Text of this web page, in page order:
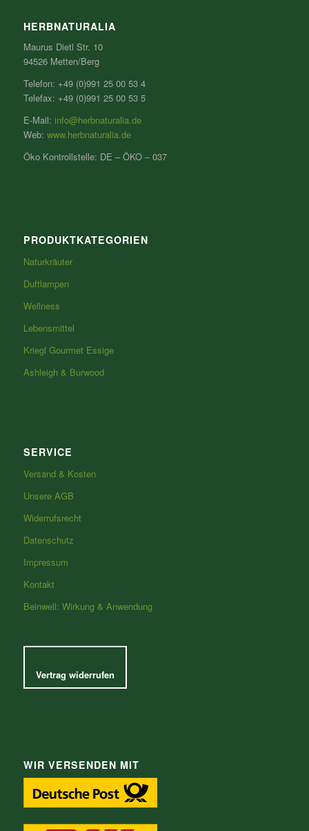
HERBNATURALIA
Maurus Dietl Str. 10
94526 Metten/Berg
Telefon: +49 (0)991 25 00 53 4
Telefax: +49 (0)991 25 00 53 5
E-Mail: info@herbnaturalia.de
Web: www.herbnaturalia.de
Öko Kontrollstelle: DE – ÖKO – 037
PRODUKTKATEGORIEN
Naturkräuter
Duftlampen
Wellness
Lebensmittel
Kriegl Gourmet Essige
Ashleigh & Burwood
SERVICE
Versand & Kosten
Unsere AGB
Widerrufsrecht
Datenschutz
Impressum
Kontakt
Beinwell: Wirkung & Anwendung
Vertrag widerrufen
WIR VERSENDEN MIT